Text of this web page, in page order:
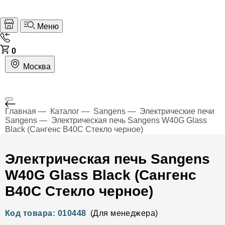
Меню
0
Москва
Главная Каталог Sangens
Электрические печи
Sangens
Электрическая печь Sangens W40G Glass
Black (Сангенс В40С Стекло черное)
Электрическая печь Sangens
W40G Glass Black (Сангенс
В40С Стекло черное)
Код товара: 010448 (Для менеджера)